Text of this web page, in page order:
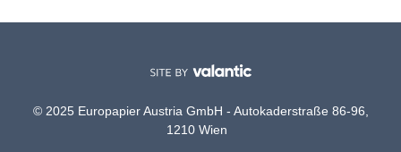
© 2025 Europapier Austria GmbH - Autokaderstraße 86-96,
1210 Wien